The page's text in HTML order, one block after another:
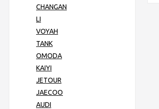
CHANGAN
LI
VOYAH
TANK
OMODA
KAIYI
JETOUR
JAECOO
AUDI